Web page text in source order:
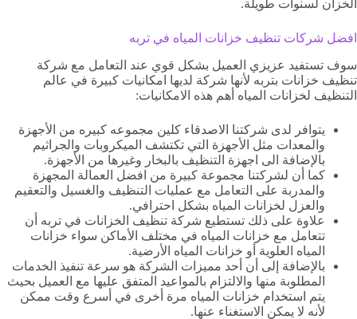
الخزان لسنوات طويلة.
افضل شركات تنظيف خزانات المياه في تربه
سوف تستفيد عزيزي العميل بشكل قوي عند التعامل مع شركة
تنظيف خزانات بتربه لأنها شركة لديها امكانيات كبيرة في عالم
التنظيف لخزانات المياه أهم هذه الامكانيات:
يتوافر لدى شركتنا الاصدقاء كلين مجموعه كبيره من الأجهزة
والمعدات مثل الأجهزة التي تكتشف الميكروبات والجراثيم
بالإضافة الى اجهزة التنظيف بالبخار وغيرها من الأجهزة.
كما أن لشركتنا مجموعة كبيرة من افضل العمالة المجهزة
والمدربة على التعامل مع عمليات التنظيف والغسيل والتعقيم
والعزل لخزانات المياه بشكل احترافي.
علاوة على ذلك تستطيع شركة تنظيف الخزانات في تربه أن
تتعامل مع خزانات المياه في مختلف الأماكن سواء خزانات
المياه العلوية أو خزانات المياه الأرضية.
بالإضافة إلى أن أحد مميزات الشركة هو سرعة تنفيذ الخدمات
المطلوبة منها والالتزام بالمواعيد المتفق عليها مع العميل بحيث
يتم استخدام خزانات المياه مرة أخرى في أسرع وقت ممكن
لأنه لا يمكن الاستغناء عنها.